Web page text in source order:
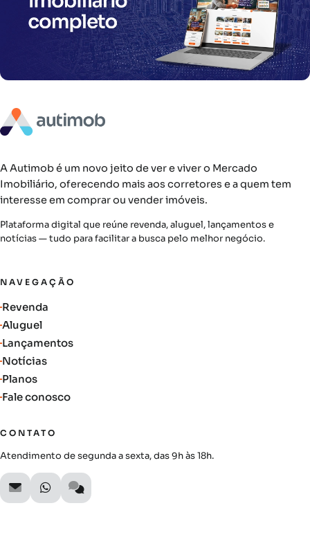
A Autimob é um novo jeito de ver e viver o Mercado
Imobiliário, oferecendo mais aos corretores e a quem tem
interesse em comprar ou vender imóveis.
Plataforma digital que reúne revenda, aluguel, lançamentos e
notícias — tudo para facilitar a busca pelo melhor negócio.
NAVEGAÇÃO
Revenda
Aluguel
Lançamentos
Notícias
Planos
Fale conosco
CONTATO
Atendimento de segunda a sexta, das 9h às 18h.